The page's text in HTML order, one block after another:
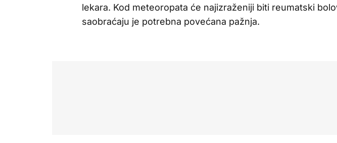
lekara. Kod meteoropata će najizraženiji biti reumatski
saobraćaju je potrebna povećana pažnja.